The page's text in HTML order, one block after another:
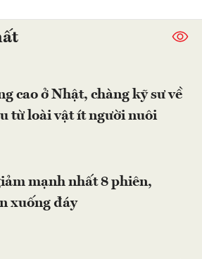
cao ở Nhật, chàng kỹ sư về
từ loài vật ít người nuôi
mạnh nhất 8 phiên,
xuống đáy